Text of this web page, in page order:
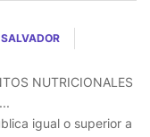
NUTRICIONALES
igual o superior a